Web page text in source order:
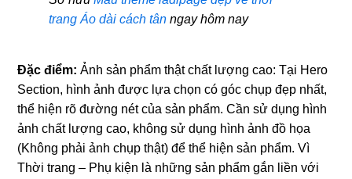
trang Áo dài cách tân ngay hôm nay
Đặc điểm: Ảnh sản phẩm thật chất lượng cao: Tại Hero
Section, hình ảnh được lựa chọn có góc chụp đẹp nhất,
thể hiện rõ đường nét của sản phẩm. Cần sử dụng hình
ảnh chất lượng cao, không sử dụng hình ảnh đồ họa
(Không phải ảnh chụp thật) để thể hiện sản phẩm. Vì
Thời trang – Phụ kiện là những sản phẩm gắn liền với